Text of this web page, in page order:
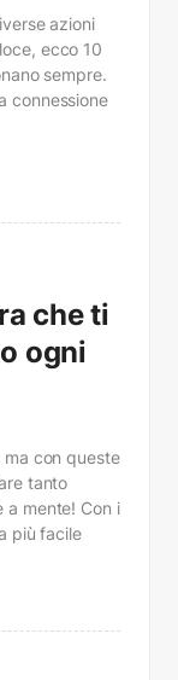
azioni
ecco 10
sempre.
connessione
che ti
ogni
ma con queste
tanto
a mente! Con i
più facile